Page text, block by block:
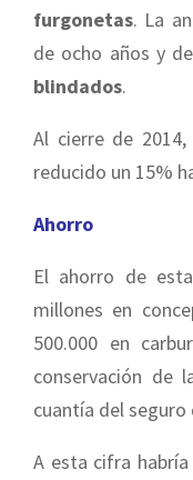
furgonetas. La
de ocho años y
blindados.
Al cierre de
reducido un 15%
Ahorro
El ahorro de
millones en
500.000 en
conservación de
cuantía del seguro
A esta cifra